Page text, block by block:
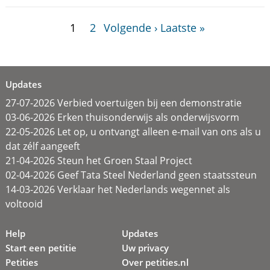
1 2 Volgende › Laatste »
Updates
27-07-2026 Verbied voertuigen bij een demonstratie
03-06-2026 Erken thuisonderwijs als onderwijsvorm
22-05-2026 Let op, u ontvangt alleen e-mail van ons als u
dat zélf aangeeft
21-04-2026 Steun het Groen Staal Project
02-04-2026 Geef Tata Steel Nederland geen staatssteun
14-03-2026 Verklaar het Nederlands wegennet als
voltooid
Help
Start een petitie
Petities
Updates
Uw privacy
Over petities.nl